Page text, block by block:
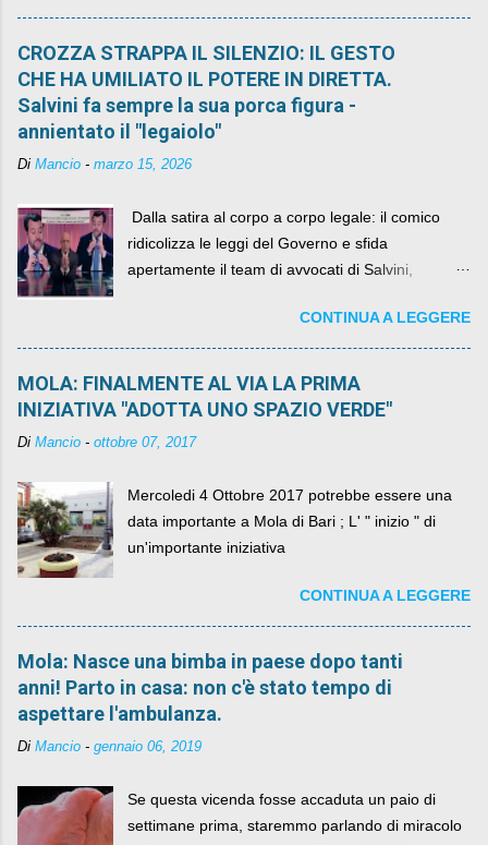
CROZZA STRAPPA IL SILENZIO: IL GESTO
CHE HA UMILIATO IL POTERE IN DIRETTA.
Salvini fa sempre la sua porca figura -
annientato il "legaiolo"
Di Mancio - marzo 15, 2026
​ Dalla satira al corpo a corpo legale: il comico
ridicolizza le leggi del Governo e sfida
apertamente il team di avvocati di Salvini,
CONTINUA A LEGGERE
MOLA: FINALMENTE AL VIA LA PRIMA
INIZIATIVA "ADOTTA UNO SPAZIO VERDE"
Di Mancio - ottobre 07, 2017
Mercoledi 4 Ottobre 2017 potrebbe essere una
data importante a Mola di Bari ; L' " inizio " di
un'importante iniziativa
CONTINUA A LEGGERE
Mola: Nasce una bimba in paese dopo tanti
anni! Parto in casa: non c'è stato tempo di
aspettare l'ambulanza.
Di Mancio - gennaio 06, 2019
Se questa vicenda fosse accaduta un paio di
settimane prima, staremmo parlando di miracolo